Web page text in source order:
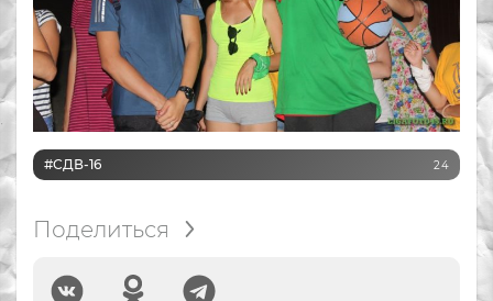
#СДВ-16 24
Поделиться